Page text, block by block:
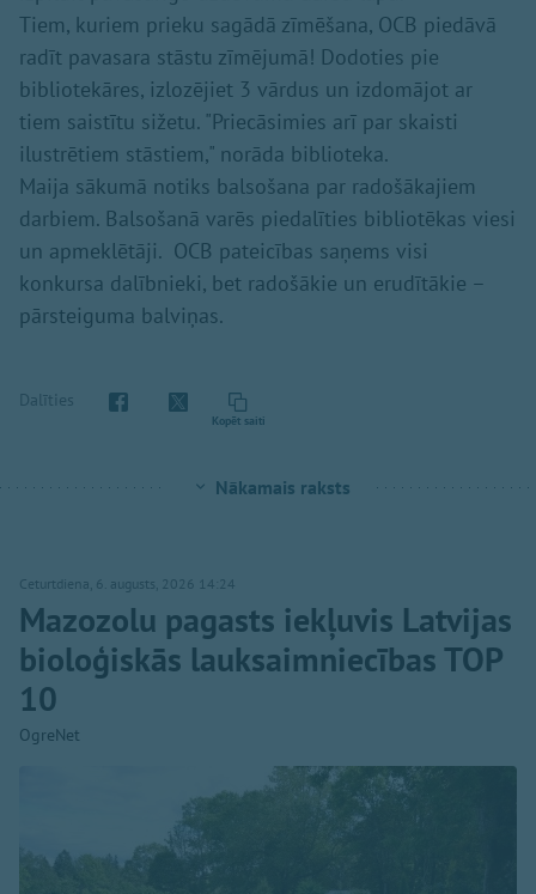
Tiem, kuriem prieku sagādā zīmēšana, OCB piedāvā
radīt pavasara stāstu zīmējumā! Dodoties pie
bibliotekāres, izlozējiet 3 vārdus un izdomājot ar
tiem saistītu sižetu. "Priecāsimies arī par skaisti
ilustrētiem stāstiem," norāda biblioteka.
Maija sākumā notiks balsošana par radošākajiem
darbiem. Balsošanā varēs piedalīties bibliotēkas viesi
un apmeklētāji. OCB pateicības saņems visi
konkursa dalībnieki, bet radošākie un erudītākie –
pārsteiguma balviņas.
Dalīties
Kopēt saiti
Nākamais raksts
Ceturtdiena, 6. augusts, 2026 14:24
Mazozolu pagasts iekļuvis Latvijas
bioloģiskās lauksaimniecības TOP
10
OgreNet